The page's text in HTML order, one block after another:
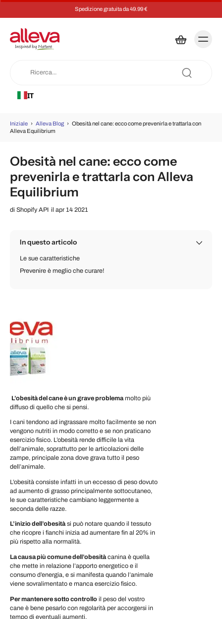
Risparmia il 5% su ogni ordine con un
IT
Iniziale › Alleva Blog › Obesità nel cane: ecco come prevenirla e trattarla con
Alleva Equilibrium
Obesità nel cane: ecco come
prevenirla e trattarla con Alleva
Equilibrium
di Shopify API il apr 14 2021
In questo articolo
Le sue caratteristiche
Prevenire è meglio che curare!
L’obesità del cane è un grave problema molto più
diffuso di quello che si pensi.
I cani tendono ad ingrassare molto facilmente se non
vengono nutriti in modo corretto e se non praticano
esercizio fisico. L’obesità rende difficile la vita
dell’animale, soprattutto per le articolazioni delle
zampe, principale zona dove grava tutto il peso
dell’animale.
L’obesità consiste infatti in un eccesso di peso dovuto
ad aumento di grasso principalmente sottocutaneo,
le sue caratteristiche cambiano leggermente a
seconda delle razze.
L’inizio dell’obesitàsi può notare quando il tessuto
che ricopre i fianchi inizia ad aumentare fin al 20% in
più rispetto alla normalità.
La causa più comune dell’obesitàcanina è quella
che mette in relazione l’apporto energetico e il
consumo d’energia, e si manifesta quando l’animale
viene sovralimentato e manca esercizio fisico.
Per mantenere sotto controllo il peso del vostro
cane è bene pesarlo con regolarità per accorgersi in
tempo di eventuali aumenti.